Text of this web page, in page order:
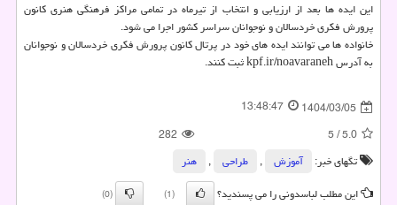
این ایده ها بعد از ارزیابی و انتخاب از تیرماه در تمامی مراکز فرهنگی هنری کانون
پرورش فکری خردسالان و نوجوانان سراسر کشور اجرا می شود.
خانواده ها می توانند ایده های خود در پرتال کانون پرورش فکری خردسالان و نوجوانان
به آدرس kpf.ir/noavaraneh ثبت کنند.
1404/03/05
13:48:47
5.0
/
5
282
تگهای خبر:
آموزش , طراحی ,
هنر
این مطلب لباسدونی را می پسندید؟
(1)
(0)